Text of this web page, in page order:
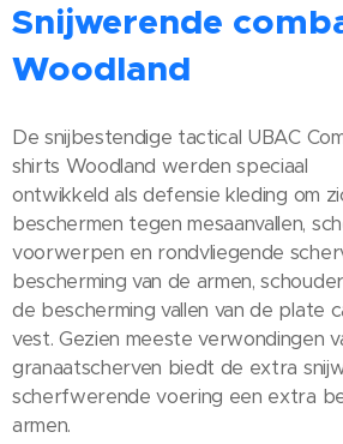
Snijwerende
Woodland
De snijbestendige tactical UBAC
shirts Woodland werden speciaal
ontwikkeld als defensie kleding om
beschermen tegen mesaanvallen,
voorwerpen en rondvliegende
bescherming van de armen,
de bescherming vallen van de plate
vest. Gezien meeste verwondingen
granaatscherven biedt de extra
scherfwerende voering een extra
armen.